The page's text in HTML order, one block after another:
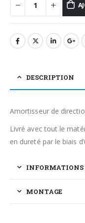
DESCRIPTION
Amortisseur de
Livré avec tout le
en dureté par le biais
INFORMATIONS
MONTAGE